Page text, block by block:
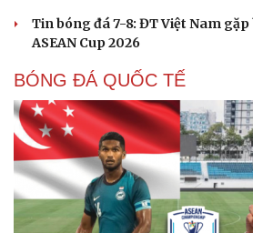
Tin bóng đá 7-8: ĐT Việt Nam
ASEAN Cup 2026
BÓNG ĐÁ QUỐC TẾ